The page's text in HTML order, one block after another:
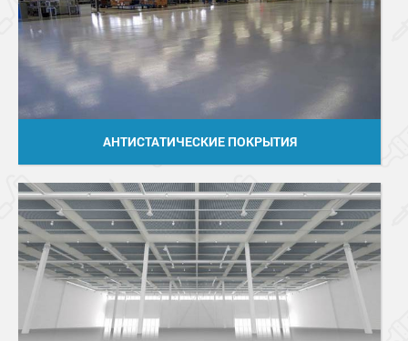
АНТИСТАТИЧЕСКИЕ ПОКРЫТИЯ